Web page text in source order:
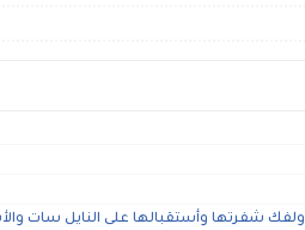
ولفك شفرتها وأستقبالها على النايل سات